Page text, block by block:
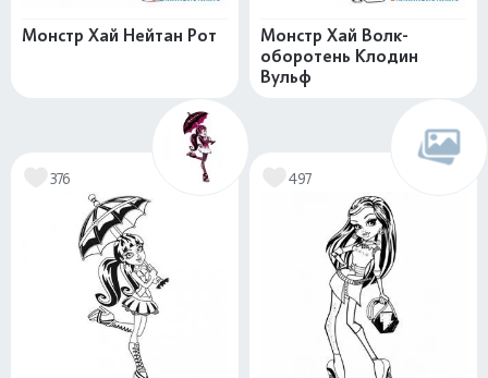
Монстр Хай Нейтан Рот
Монстр Хай Волк-
оборотень Клодин
Вульф
376 497